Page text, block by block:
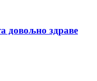
довољно здраве